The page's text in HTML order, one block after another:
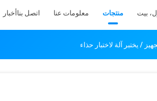
بيت منتجات معلومات عنا اتصل بناأخبار
/ يختبر آلة لاختبار حذاء